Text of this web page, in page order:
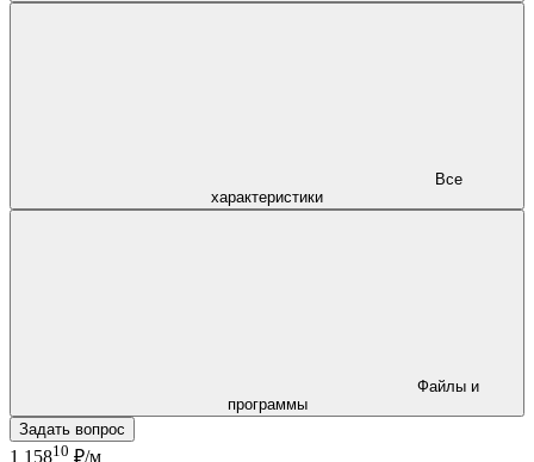
характеристики
программы
Задать вопрос
1 15810 ₽/м